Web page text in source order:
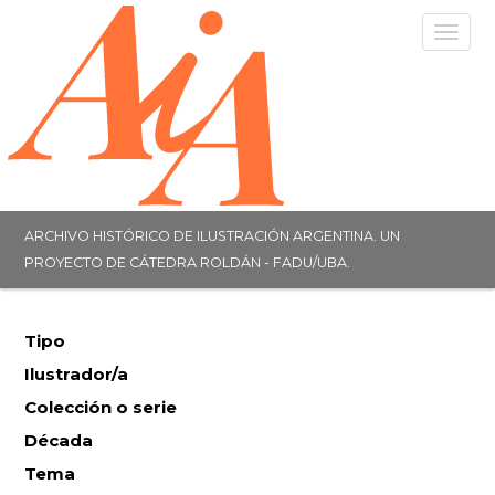
ARCHIVO HISTÓRICO DE ILUSTRACIÓN ARGENTINA. UN
PROYECTO DE CÁTEDRA ROLDÁN - FADU/UBA.
Tipo
Ilustrador/a
Colección o serie
Década
Tema